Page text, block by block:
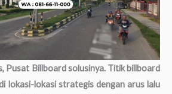
Pusat Billboard solusinya. Titik billboard
lokasi-lokasi strategis dengan arus lalu